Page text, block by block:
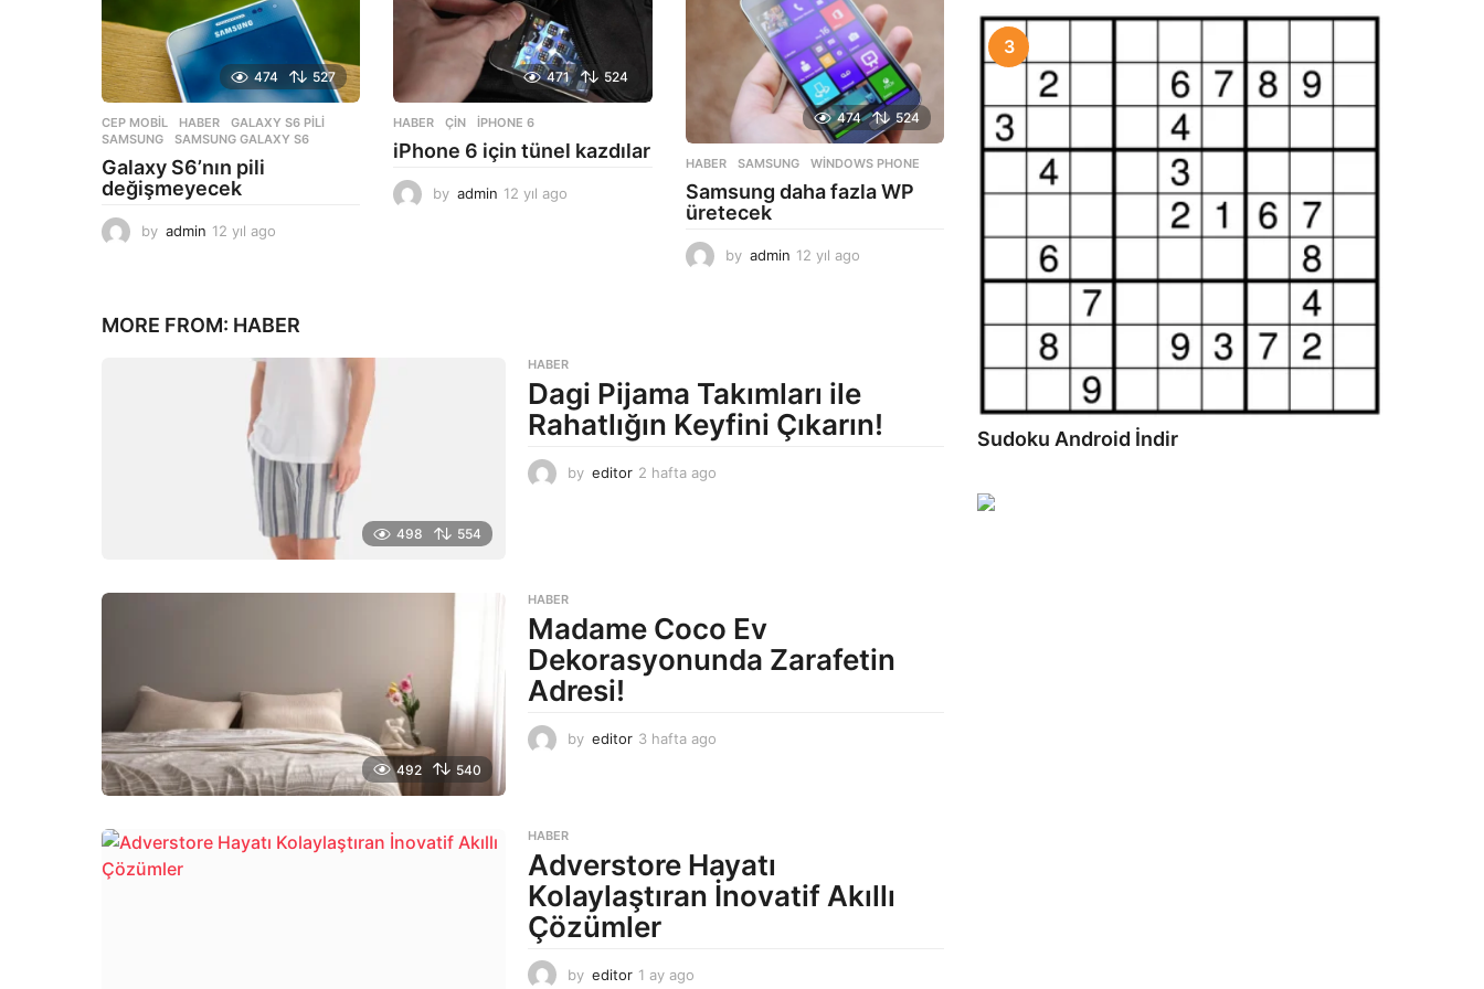
o
g
o
o
474 527
CEP MOBIL ,HABER GALAXY S6 PILI
SAMSUNG
,SAMSUNG GALAXY S6
Galaxy S6’nın pili
değişmeyecek
by admin 12 yıl ago
l
a
g
471 524
HABER ÇIN ,IPHONE 6
iPhone 6 için tünel kazdılar
by admin 12 yıl ago
474 524
HABER SAMSUNG ,WINDOWS PHONE
Samsung daha fazla WP
üretecek
by admin 12 yıl ago
o
MORE FROM: HABER
498 554
HABER
Dagi Pijama Takımları ile
Rahatlığın Keyfini Çıkarın!
by editor 2 hafta ago
492 540
HABER
Madame Coco Ev
Dekorasyonunda Zarafetin
Adresi!
by editor 3 hafta ago
HABER
Adverstore Hayatı
Kolaylaştıran İnovatif Akıllı
Çözümler
by editor 1 ay ago
3
Sudoku Android İndir